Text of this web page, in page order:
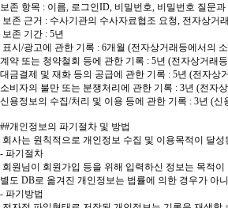
보존 항목 : 이름, 로그인ID, 비밀번호, 비밀번호 질문
보존 근거 : 수사기관의 수사자료협조 요청, 전자상거
보존 기간 : 5년
표시/광고에 관한 기록 : 6개월 (전자상거래등에서의
계약 또는 청약철회 등에 관한 기록 : 5년 (전자상거래
대금결제 및 재화 등의 공급에 관한 기록 : 5년 (전자상
소비자의 불만 또는 분쟁처리에 관한 기록 : 3년 (전자
신용정보의 수집/처리 및 이용 등에 관한 기록 : 3년 (
##개인정보의 파기절차 및 방법
회사는 원칙적으로 개인정보 수집 및 이용목적이 달
- 파기절차
회원님이 회원가입 등을 위해 입력하신 정보는 목적
별도 DB로 옮겨진 개인정보는 법률에 의한 경우가 아
- 파기방법